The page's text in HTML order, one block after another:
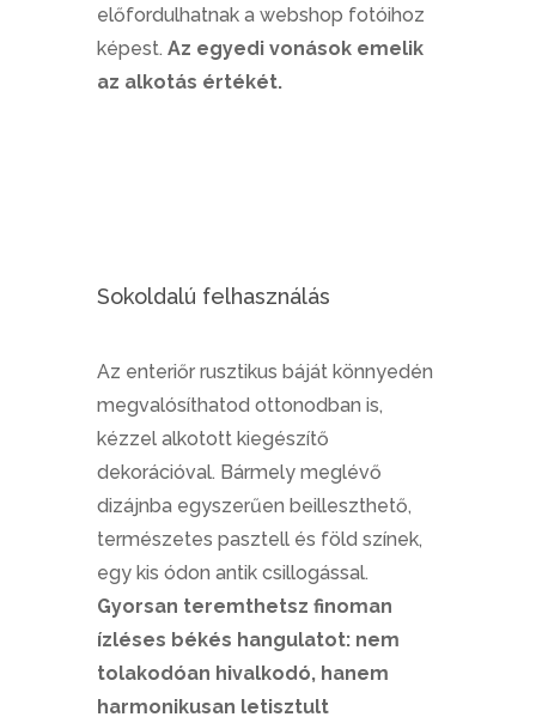
előfordulhatnak a webshop fotóihoz
képest. Az egyedi vonások emelik
az alkotás értékét.
Sokoldalú felhasználás
Az enteriőr rusztikus báját könnyedén
megvalósíthatod ottonodban is,
kézzel alkotott kiegészítő
dekorációval. Bármely meglévő
dizájnba egyszerűen beilleszthető,
természetes pasztell és föld színek,
egy kis ódon antik csillogással.
Gyorsan teremthetsz finoman
ízléses békés hangulatot: nem
tolakodóan hivalkodó, hanem
harmonikusan letisztult